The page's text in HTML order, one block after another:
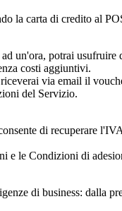
la carta di credito al
un'ora, potrai
costi aggiuntivi.
via email il
del Servizio.
di recuperare
e le Condizioni di
di business: